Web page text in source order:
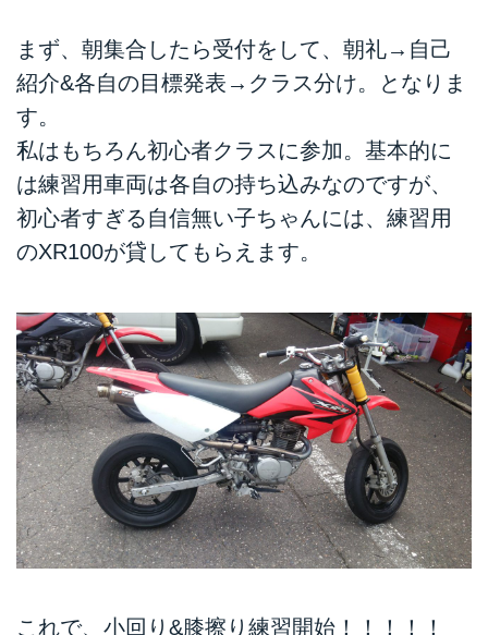
まず、朝集合したら受付をして、朝礼→自己
紹介&各自の目標発表→クラス分け。となりま
す。
私はもちろん初心者クラスに参加。基本的に
は練習用車両は各自の持ち込みなのですが、
初心者すぎる自信無い子ちゃんには、練習用
のXR100が貸してもらえます。
これで、小回り&膝擦り練習開始！！！！！